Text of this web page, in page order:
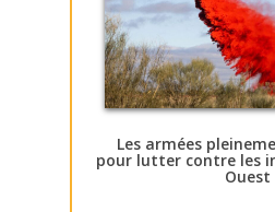
Les armées
pour lutter contre les
Ouest